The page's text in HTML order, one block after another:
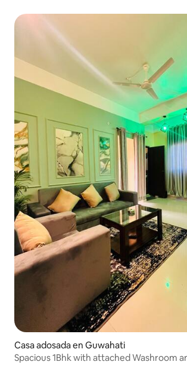
Casa adosada en Guwahati
Spacious 1Bhk with attached Washroom